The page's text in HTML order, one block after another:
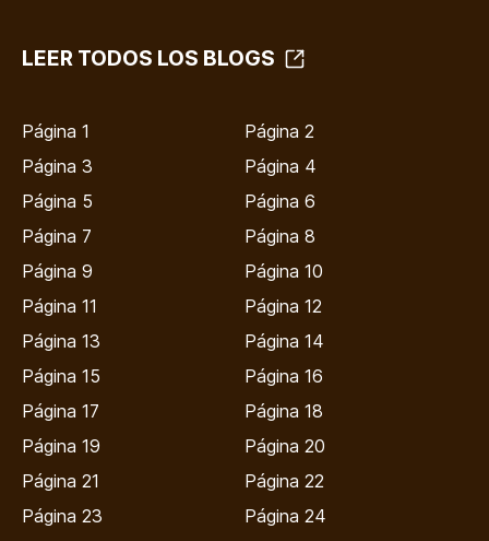
LEER TODOS LOS BLOGS
Página 1
Página 2
Página 3
Página 4
Página 5
Página 6
Página 7
Página 8
Página 9
Página 10
Página 11
Página 12
Página 13
Página 14
Página 15
Página 16
Página 17
Página 18
Página 19
Página 20
Página 21
Página 22
Página 23
Página 24